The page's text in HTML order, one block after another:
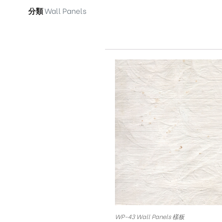
分類Wall Panels
WP-43 Wall Panels 樣板